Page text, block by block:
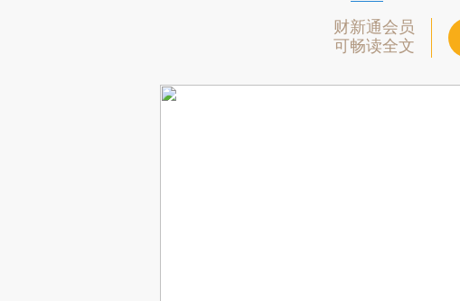
财新通会员
可畅读全文